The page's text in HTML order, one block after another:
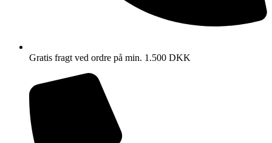
Gratis fragt ved ordre på min. 1.500 DKK